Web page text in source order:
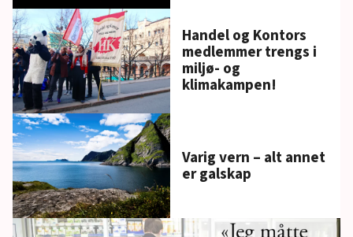
Handel og Kontors
medlemmer trengs i
miljø- og
klimakampen!
Varig vern – alt annet
er galskap